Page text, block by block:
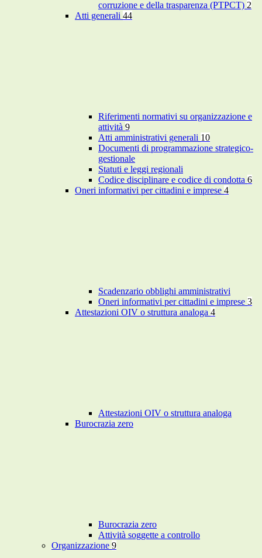
corruzione e della trasparenza (PTPCT) 2
Atti generali 44
Riferimenti normativi su organizzazione e
attività 9
Atti amministrativi generali 10
Documenti di programmazione strategico-
gestionale
Statuti e leggi regionali
Codice disciplinare e codice di condotta 6
Oneri informativi per cittadini e imprese 4
Scadenzario obblighi amministrativi
Oneri informativi per cittadini e imprese 3
Attestazioni OIV o struttura analoga 4
Attestazioni OIV o struttura analoga
Burocrazia zero
Burocrazia zero
Attività soggette a controllo
Organizzazione 9